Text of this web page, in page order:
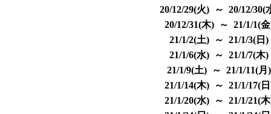
20/12/29(火) ～ 20/12/
20/12/31(木) ～ 21/1/1(
21/1/2(土) ～ 21/1/3(
21/1/6(水) ～ 21/1/7(
21/1/9(土) ～ 21/1/11(
21/1/14(木) ～ 21/1/17(
21/1/20(水) ～ 21/1/21(